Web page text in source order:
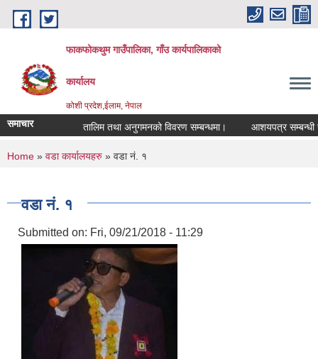
Skip to main content
फाकफोकथुम गाउँपालिका, गाँउ कार्यपालिकाको
कार्यालय
कोशी प्रदेश,ईलाम, नेपाल
समाचार तालिम तथा अनुगमनको विवरण सम्बन्धमा। आशयपत्र सम्बन्धी
You are here
Home » वडा कार्यालयहरु » वडा नं. १
वडा नं. १
Submitted on: Fri, 09/21/2018 - 11:29